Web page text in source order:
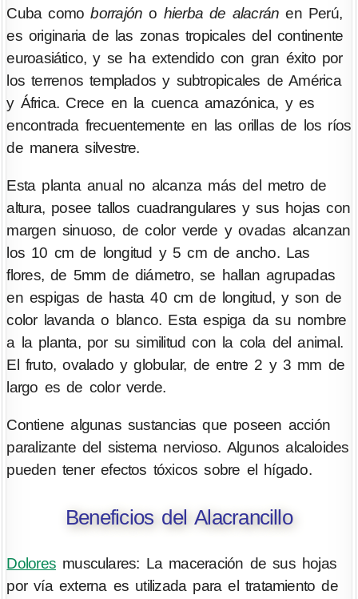
Cuba comoborrajón o hierba de alacrán en Perú,
es originaria de las zonas tropicales del continente
euroasiático, y se ha extendido con gran éxito por
los terrenos templados y subtropicales de América
y África. Crece en la cuenca amazónica, y es
encontrada frecuentemente en las orillas de los ríos
de manera silvestre.
Esta planta anual no alcanza más del metro de
altura, posee tallos cuadrangulares y sus hojas con
margen sinuoso, de color verde y ovadas alcanzan
los 10 cm de longitud y 5 cm de ancho. Las
flores, de 5mm de diámetro, se hallan agrupadas
en espigas de hasta 40 cm de longitud, y son de
color lavanda o blanco. Esta espiga da su nombre
a la planta, por su similitud con la cola del animal.
El fruto, ovalado y globular, de entre 2 y 3 mm de
largo es de color verde.
Contiene algunas sustancias que poseen acción
paralizante del sistema nervioso. Algunos alcaloides
pueden tener efectos tóxicos sobre el hígado.
Beneficios del Alacrancillo
Dolores musculares: La maceración de sus hojas
por vía externa es utilizada para el tratamiento de